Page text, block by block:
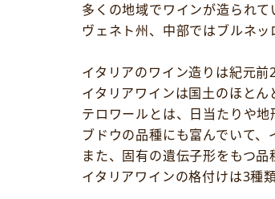
多くの地域でワインが造られ
ヴェネト州、中部ではブルネッ
イタリアのワイン造りは紀元前
イタリアワインは国土のほと
テロワールとは、日当たりや地
ブドウの品種にも富んでいて、
また、固有の遺伝子形をもつ品
イタリアワインの格付けは3種